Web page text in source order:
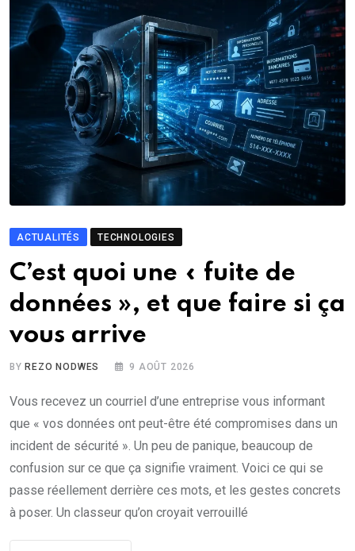
ACTUALITÉS TECHNOLOGIES
C’est quoi une « fuite de
données », et que faire si ça
vous arrive
BY REZO NODWES 9 AOÛT 2026
Vous recevez un courriel d’une entreprise vous informant
que « vos données ont peut-être été compromises dans un
incident de sécurité ». Un peu de panique, beaucoup de
confusion sur ce que ça signifie vraiment. Voici ce qui se
passe réellement derrière ces mots, et les gestes concrets
à poser. Un classeur qu’on croyait verrouillé